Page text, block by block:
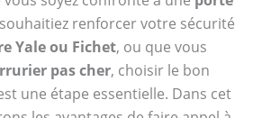
renforcer votre sécurité
Yale ou Fichet, ou que vous
pas cher, choisir le bon
une étape essentielle. Dans cet